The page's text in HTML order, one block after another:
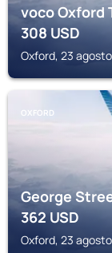
voco Oxford
308USD
Oxford, 23
OXFORD
George
362USD
Oxford, 23